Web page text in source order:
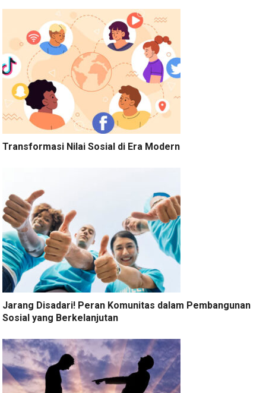
Transformasi Nilai Sosial di Era Modern
Jarang Disadari! Peran Komunitas dalam Pembangunan
Sosial yang Berkelanjutan